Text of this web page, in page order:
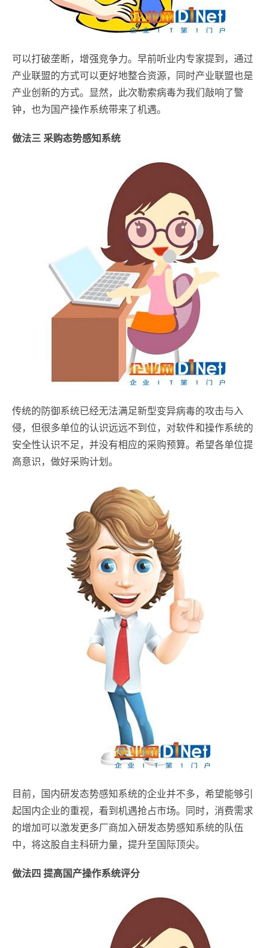
可以打破垄断，增强竞争力。早前听业内专家提到，通过
产业联盟的方式可以更好地整合资源，同时产业联盟也是
产业创新的方式。显然，此次勒索病毒为我们敲响了警
钟，也为国产操作系统带来了机遇。
做法三 采购态势感知系统
传统的防御系统已经无法满足新型变异病毒的攻击与入
侵，但很多单位的认识远远不到位，对软件和操作系统的
安全性认识不足，并没有相应的采购预算。希望各单位提
高意识，做好采购计划。
目前，国内研发态势感知系统的企业并不多，希望能够引
起国内企业的重视，看到机遇抢占市场。同时，消费需求
的增加可以激发更多厂商加入研发态势感知系统的队伍
中，将这股自主科研力量，提升至国际顶尖。
做法四 提高国产操作系统评分